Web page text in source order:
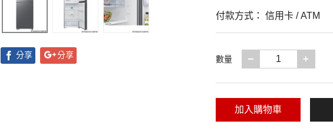
分享 分享
付款方式： 信用卡 / ATM
數量 減少一項
加入購物車